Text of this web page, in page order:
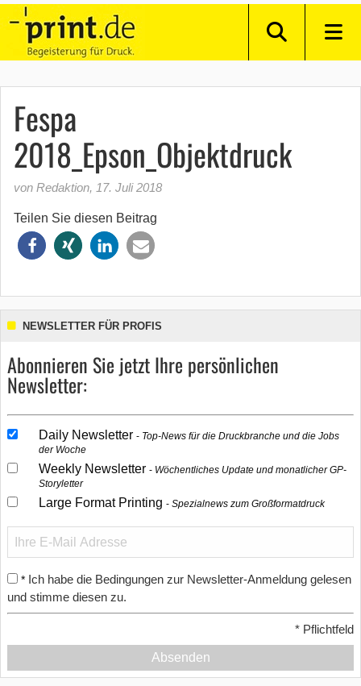
Fespa
2018_Epson_Objektdruck
von Redaktion, 17. Juli 2018
Teilen Sie diesen Beitrag
NEWSLETTER FÜR PROFIS
Abonnieren Sie jetzt Ihre persönlichen
Newsletter:
Daily Newsletter
Top-News für die Druckbranche und die Jobs
der Woche
Weekly Newsletter
Wöchentliches Update und monatlicher GP-
Storyletter
Large Format Printing Spezialnews zum Großformatdruck
* Ich habe die Bedingungen zur Newsletter-Anmeldung gelesen
und stimme diesen zu.
* Pflichtfeld
Absenden